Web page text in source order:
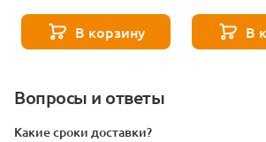
В корзину В
Вопросы и ответы
Какие сроки доставки?